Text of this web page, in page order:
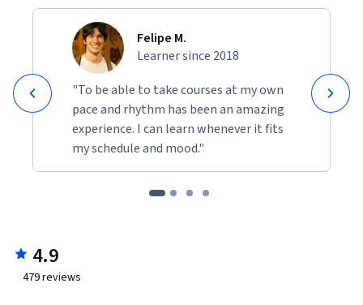
Felipe M.
Learner since 2018
"To be able to take courses at my own
pace and rhythm has been an amazing
experience. I can learn whenever it fits
my schedule and mood."
4.9
479reviews